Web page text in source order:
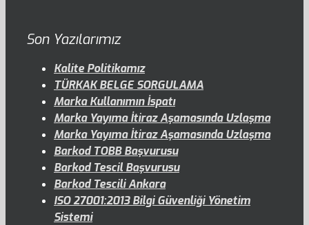
Son Yazılarımız
Kalite Politikamız
TÜRKAK BELGE SORGULAMA
Marka Kullanımın İspatı
Marka Yayıma İtiraz Aşamasında Uzlaşma
Marka Yayıma İtiraz Aşamasında Uzlaşma
Barkod TOBB Başvurusu
Barkod Tescil Başvurusu
Barkod Tescili Ankara
ISO 27001:2013 Bilgi Güvenliği Yönetim
Sistemi